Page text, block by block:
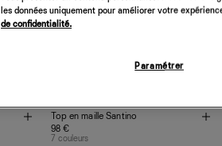
Top en maille Santino
98 €
7 couleurs
les données uniquement pour améliorer votre
de confidentialité.
Paramétrer